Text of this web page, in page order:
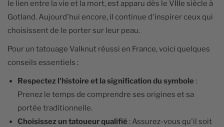
le lien entre la vie et la mort, est apparu dès le VIIIe siècle à
Gotland. Aujourd'hui encore, il continue d'inspirer ceux qui
choisissent de le porter sur leur peau.
Pour un tatouage Valknut réussi en France, voici quelques
conseils essentiels :
Respectez l'histoire et la signification du symbole :
Prenez le temps de comprendre ses origines et sa
portée traditionnelle.
Choisissez un tatoueur qualifié : Assurez-vous qu'il soit